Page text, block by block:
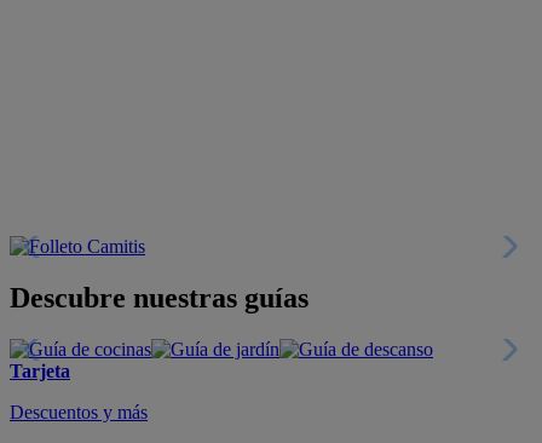
Descubre nuestras guías
Tarjeta
Descuentos y más